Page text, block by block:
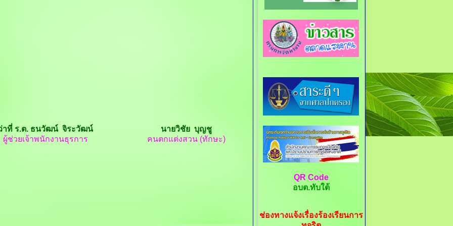
าที่ ร.ต. ธนวัฒน์ จิระวัฒน์
ผู้ช่วยเจ้าพนักงานธุรการ
นายวิชัย บุญชู
คนตกแต่งสวน (ทักษะ)
QR Code
อบต.ทับใต้
ช่องทางแจ้งเรื่องร้องเรียนการ